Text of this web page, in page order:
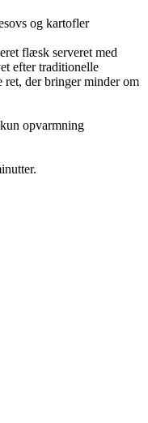
og kartofler
flæsk serveret med
efter traditionelle
ret, der bringer minder om
opvarmning